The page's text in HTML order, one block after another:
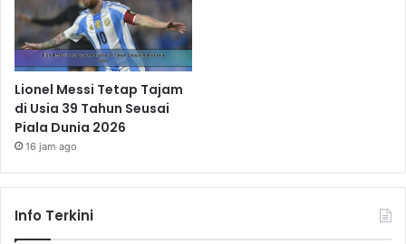
Lionel Messi Tetap Tajam
di Usia 39 Tahun Seusai
Piala Dunia 2026
16 jam ago
Info Terkini